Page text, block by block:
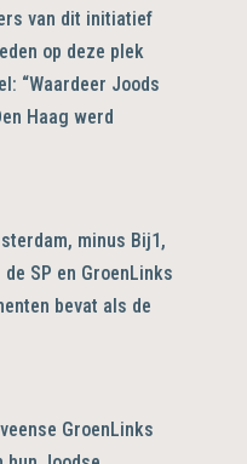
van dit initiatief
op deze plek
“Waardeer Joods
Haag werd
minus Bij1,
SP en GroenLinks
bevat als de
GroenLinks